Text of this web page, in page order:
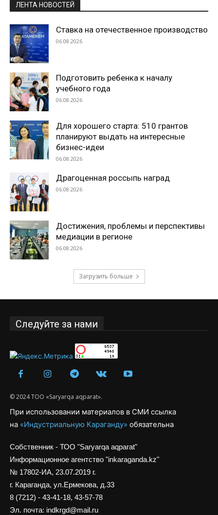
ЛЕНТА НОВОСТЕЙ
Ставка на отечественное производство
06.08.2026
Подготовить ребенка к началу
учебного года
06.08.2026
Для хорошего старта: 510 грантов
планируют выдать на интересные
бизнес-идеи
06.08.2026
Драгоценная россыпь наград
06.08.2026
Достижения, проблемы и перспективы
медиации в регионе
06.08.2026
Загрузить больше
Следуйте за нами
© 2024 ТОО «Saryarqa aqparat».
При использовании материалов в СМИ ссылка
на «Индустриальную Караганду» обязательна
Собственник - ТОО "Saryarqa aqparat"
Информационное агентство "inkaraganda.kz"
№ 17802-ИА, 23.07.2019 г.
г. Караганда, ул.Ермекова, д.33
8 (7212) - 43-41-18, 43-57-78
Эл. почта: indkrgd@mail.ru